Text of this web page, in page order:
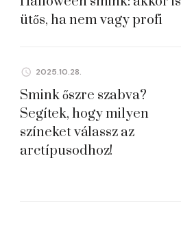
ütős, ha nem vagy profi
2025.10.28.
Smink őszre szabva?
Segítek, hogy milyen
színeket válassz az
arctípusodhoz!